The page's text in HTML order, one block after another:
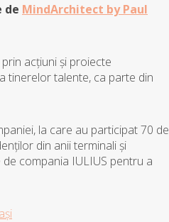
de MindArchitect by Paul
acțiuni și proiecte
tinerelor talente, ca parte din
la care au participat 70 de
din anii terminali și
compania IULIUS pentru a